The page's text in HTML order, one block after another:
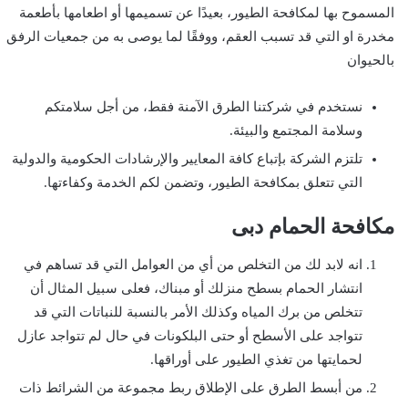
المسموح بها لمكافحة الطيور، بعيدًا عن تسميمها أو اطعامها بأطعمة
مخدرة او التي قد تسبب العقم، ووفقًا لما يوصى به من جمعيات الرفق
بالحيوان
نستخدم في شركتنا الطرق الآمنة فقط، من أجل سلامتكم
وسلامة المجتمع والبيئة.
تلتزم الشركة بإتباع كافة المعايير والإرشادات الحكومية والدولية
التي تتعلق بمكافحة الطيور، وتضمن لكم الخدمة وكفاءتها.
مكافحة الحمام دبى
انه لابد لك من التخلص من أي من العوامل التي قد تساهم في
انتشار الحمام بسطح منزلك أو مبناك، فعلى سبيل المثال أن
تتخلص من برك المياه وكذلك الأمر بالنسبة للنباتات التي قد
تتواجد على الأسطح أو حتى البلكونات في حال لم تتواجد عازل
لحمايتها من تغذي الطيور على أوراقها.
من أبسط الطرق على الإطلاق ربط مجموعة من الشرائط ذات